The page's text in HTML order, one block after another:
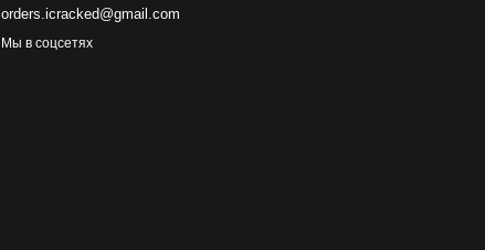
orders.icracked@gmail.com
Мы в соцсетях